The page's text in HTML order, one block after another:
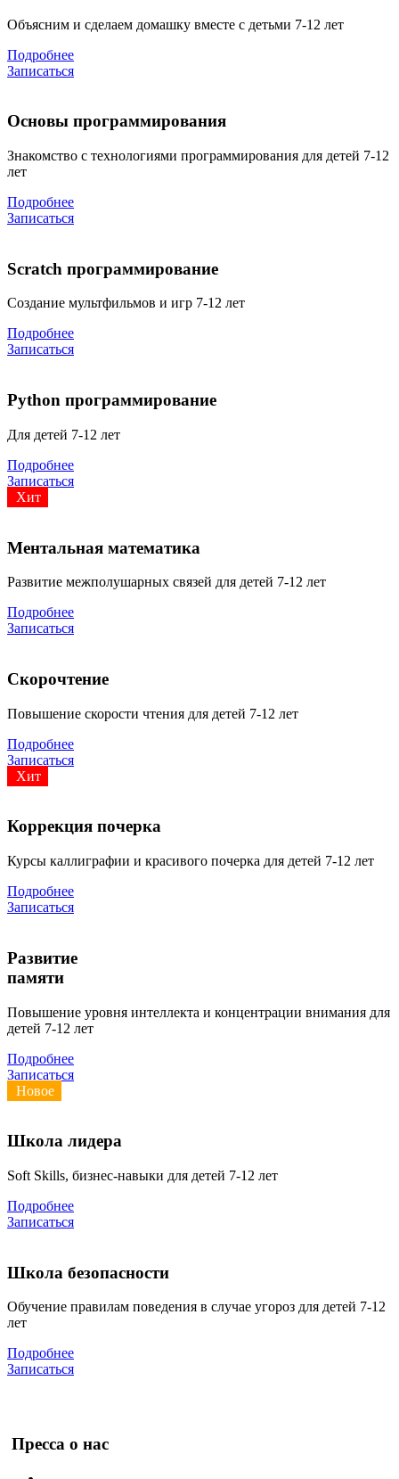
Объясним и сделаем домашку вместе с детьми 7-12 лет
Подробнее
Записаться
Основы программирования
Знакомство с технологиями программирования для детей 7-12
лет
Подробнее
Записаться
Scratch программирование
Создание мультфильмов и игр 7-12 лет
Подробнее
Записаться
Python программирование
Для детей 7-12 лет
Подробнее
Записаться
Хит
Ментальная математика
Развитие межполушарных связей для детей 7-12 лет
Подробнее
Записаться
Скорочтение
Повышение скорости чтения для детей 7-12 лет
Подробнее
Записаться
Хит
Коррекция почерка
Курсы каллиграфии и красивого почерка для детей 7-12 лет
Подробнее
Записаться
Развитие
памяти
Повышение уровня интеллекта и концентрации внимания для
детей 7-12 лет
Подробнее
Записаться
Новое
Школа лидера
Soft Skills, бизнес-навыки для детей 7-12 лет
Подробнее
Записаться
Школа безопасности
Обучение правилам поведения в случае угороз для детей 7-12
лет
Подробнее
Записаться
Пресса о нас